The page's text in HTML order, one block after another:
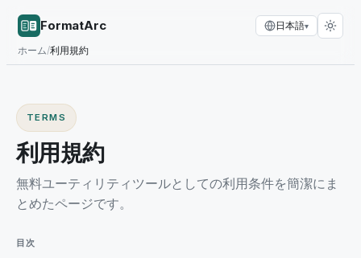
FormatArc
ホーム/利用規約
日本語▾
TERMS
利用規約
無料ユーティリティツールとしての利用条件を簡潔にま
とめたページです。
目次